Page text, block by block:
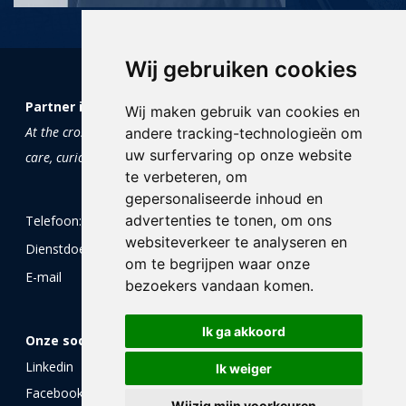
Wij gebruiken cookies
Wij maken gebruik van cookies en
andere tracking-technologieën om
uw surfervaring op onze website
te verbeteren, om
gepersonaliseerde inhoud en
advertenties te tonen, om ons
websiteverkeer te analyseren en
om te begrijpen waar onze
bezoekers vandaan komen.
Ik ga akkoord
Ik weiger
Partner in Trials and Research
At the crossroads of science and soul:
care, curiosity and clinical research
Telefoon:
+31 (0)85 0604 605
Dienstdoende arts:
+31 (0)85 0604 605
E-mail
info@ptr.nu
Onze socials
Linkedin
Facebook